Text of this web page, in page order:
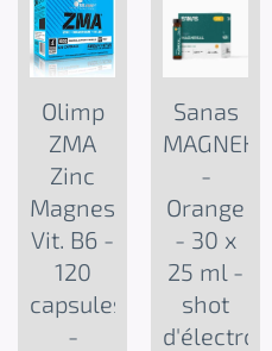
Olimp
ZMA
Zinc
Magnesium
Vit. B6 -
120
capsules
-
Sanas
-
Orange
- 30 x
25 ml -
shot